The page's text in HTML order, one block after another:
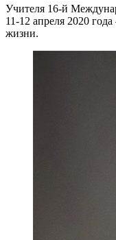
Учителя 16-й
11-12 апреля 2020
жизни.